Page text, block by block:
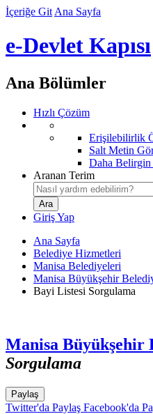
İçeriğe Git Ana Sayfa
e-Devlet Kapısı
Ana Bölümler
Hızlı Çözüm
Erişilebilirlik
Salt Metin
Daha Belirgin
Aranan Terim
Giriş Yap
Ana Sayfa
Belediye Hizmetleri
Manisa Belediyeleri
Manisa Büyükşehir
Bayi Listesi Sorgulama
Manisa Büyükşehir
Sorgulama
Paylaş
Twitter'da Paylaş Facebook'da